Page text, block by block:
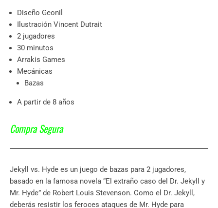
Diseño Geonil
Ilustración Vincent Dutrait
2 jugadores
30 minutos
Arrakis Games
Mecánicas
Bazas
A partir de 8 años
Compra Segura
Jekyll vs. Hyde es un juego de bazas para 2 jugadores,
basado en la famosa novela “El extraño caso del Dr. Jekyll y
Mr. Hyde” de Robert Louis Stevenson. Como el Dr. Jekyll,
deberás resistir los feroces ataques de Mr. Hyde para